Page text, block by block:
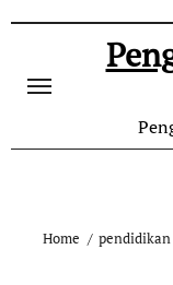
content
Home